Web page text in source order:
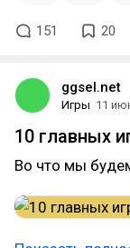
151 20
ggsel.net
Игры 11
10 главных
Во что мы